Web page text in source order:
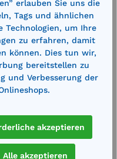
erlauben Sie uns die
Tags und ähnlichen
Technologien, um Ihre
zu erfahren, damit
können. Dies tun wir,
bereitstellen zu
und Verbesserung der
akzeptieren
Alle akzeptieren